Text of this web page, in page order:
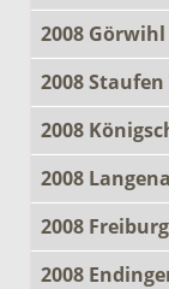
2008
2008
2008
2008
2008
2008